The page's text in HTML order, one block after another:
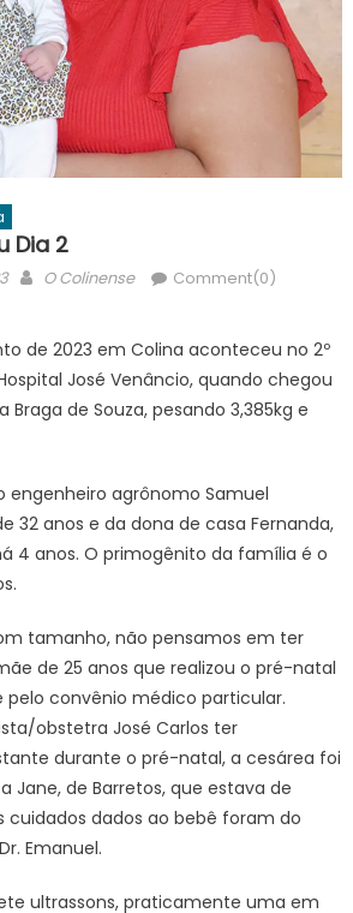
Dia 2
Author
O Colinense Comment(0)
de 2023 em Colina aconteceu no 2º
José Venâncio, quando chegou
Braga de Souza, pesando 3,385kg e
engenheiro agrônomo Samuel
32 anos e da dona de casa Fernanda,
4 anos. O primogênito da família é o
tamanho, não pensamos em ter
de 25 anos que realizou o pré-natal
pelo convênio médico particular.
obstetra José Carlos ter
durante o pré-natal, a cesárea foi
Jane, de Barretos, que estava de
cuidados dados ao bebê foram do
Emanuel.
ultrassons, praticamente uma em